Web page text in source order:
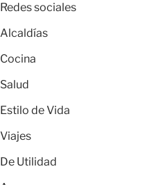
Redes sociales
Alcaldías
Cocina
Salud
Estilo de Vida
Viajes
De Utilidad